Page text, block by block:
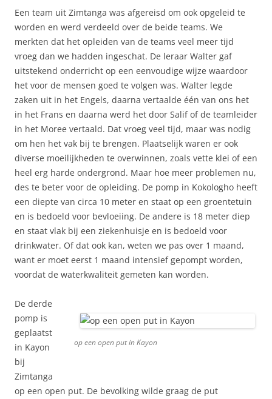
Een team uit Zimtanga was afgereisd om ook opgeleid te
worden en werd verdeeld over de beide teams. We
merkten dat het opleiden van de teams veel meer tijd
vroeg dan we hadden ingeschat. De leraar Walter gaf
uitstekend onderricht op een eenvoudige wijze waardoor
het voor de mensen goed te volgen was. Walter legde
zaken uit in het Engels, daarna vertaalde één van ons het
in het Frans en daarna werd het door Salif of de teamleider
in het Moree vertaald. Dat vroeg veel tijd, maar was nodig
om hen het vak bij te brengen. Plaatselijk waren er ook
diverse moeilijkheden te overwinnen, zoals vette klei of een
heel erg harde ondergrond. Maar hoe meer problemen nu,
des te beter voor de opleiding. De pomp in Kokologho heeft
een diepte van circa 10 meter en staat op een groentetuin
en is bedoeld voor bevloeiing. De andere is 18 meter diep
en staat vlak bij een ziekenhuisje en is bedoeld voor
drinkwater. Of dat ook kan, weten we pas over 1 maand,
want er moet eerst 1 maand intensief gepompt worden,
voordat de waterkwaliteit gemeten kan worden.
op een open put in Kayon
De derde
pomp is
geplaatst
in Kayon
bij
Zimtanga
op een open put. De bevolking wilde graag de put